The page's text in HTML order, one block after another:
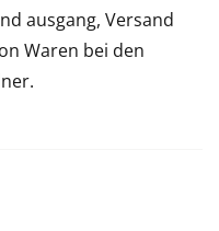
ausgang, Versand
Waren bei den